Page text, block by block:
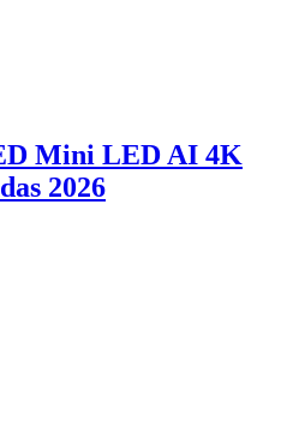
Mini LED AI 4K
2026